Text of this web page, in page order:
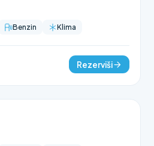
Benzin Klima
Rezerviši